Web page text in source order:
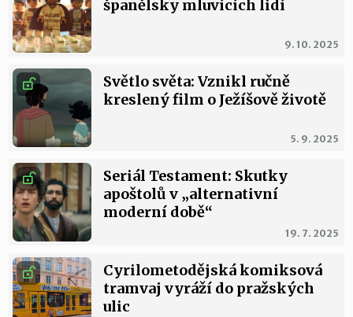
9. 10. 2025
španělsky mluvících lidí
5. 9. 2025
Světlo světa: Vznikl ručně
kreslený film o Ježíšově životě
19. 7. 2025
Seriál Testament: Skutky
apoštolů v „alternativní
moderní době“
Cyrilometodějská komiksová
tramvaj vyráží do pražských
ulic